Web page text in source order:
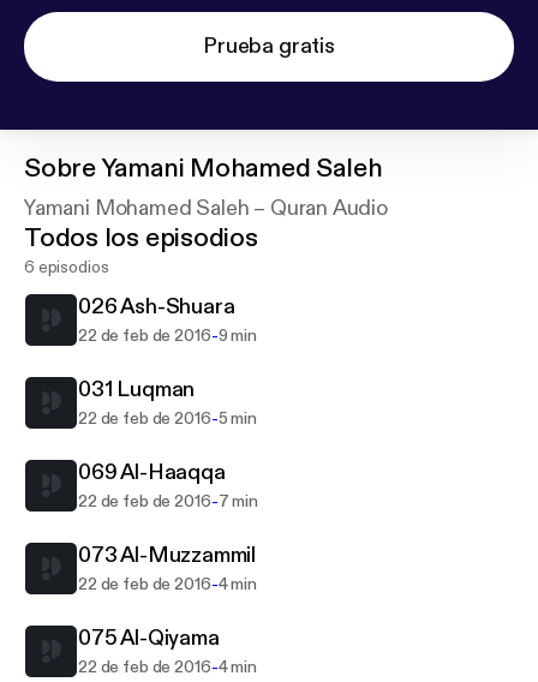
Prueba gratis
SobreYamani Mohamed Saleh
Yamani Mohamed Saleh – Quran Audio
Todos los episodios
6 episodios
026 Ash-Shuara
22 de feb de 2016-9 min
031 Luqman
22 de feb de 2016-5 min
069 Al-Haaqqa
22 de feb de 2016-7 min
073 Al-Muzzammil
22 de feb de 2016-4 min
075 Al-Qiyama
22 de feb de 2016-4 min